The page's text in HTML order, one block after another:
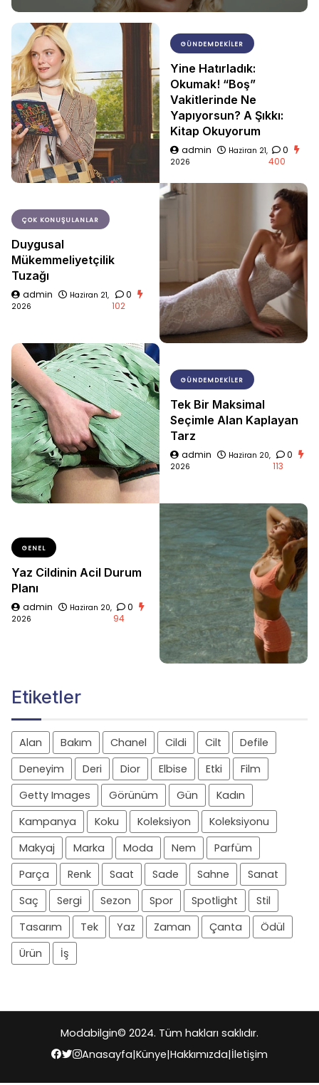
GÜNDEMDEKILER
Yine Hatırladık:
Okumak! “Boş”
Vakitlerinde Ne
Yapıyorsun? A Şıkkı:
Kitap Okuyorum
admin
Haziran 21,
2026
0
400
ÇOK KONUŞULANLAR
Duygusal
Mükemmeliyetçilik
Tuzağı
admin
Haziran 21,
2026
0
102
GÜNDEMDEKILER
Tek Bir Maksimal
Seçimle Alan Kaplayan
Tarz
admin
Haziran 20,
2026
0
113
GENEL
Yaz Cildinin Acil Durum
Planı
admin
Haziran 20,
2026
0
94
Etiketler
Alan Bakım Chanel Cildi Cilt
Defile
Deneyim
Deri Dior Elbise Etki
Film
Getty Images
Görünüm Gün
Kadın
Kampanya
Koku Koleksiyon
Koleksiyonu
Makyaj
Marka Moda Nem
Parfüm
Parça
Renk Saat Sade Sahne
Sanat
Saç
Sergi Sezon Spor Spotlight
Stil
Tasarım
Tek Yaz Zaman Çanta
Ödül
Ürün
İş
Modabilgin© 2024. Tüm hakları saklıdır.
Anasayfa|Künye|Hakkımızda|İletişim